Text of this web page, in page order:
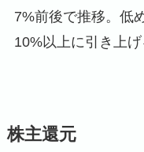
7%前後で推移。低
10%以上に引き上
株主還元